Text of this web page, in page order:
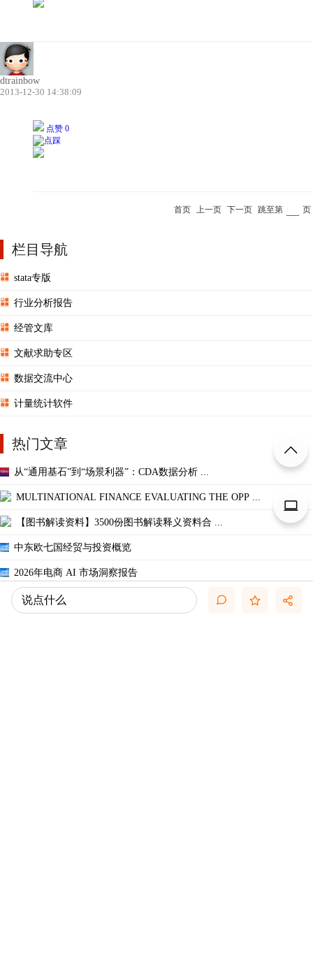
dtrainbow
2013-12-30 14:38:09
点赞 0
首页 上一页 下一页 跳至第 页
栏目导航
stata专版
行业分析报告
经管文库
文献求助专区
数据交流中心
计量统计软件
热门文章
从“通用基石”到“场景利器”：CDA数据分析 ...
MULTINATIONAL FINANCE EVALUATING THE OPP ...
【图书解读资料】3500份图书解读释义资料合 ...
中东欧七国经贸与投资概览
2026年电商 AI 市场洞察报告
【出口管制清单!】2025年美国制裁中国实体清 ...
说点什么